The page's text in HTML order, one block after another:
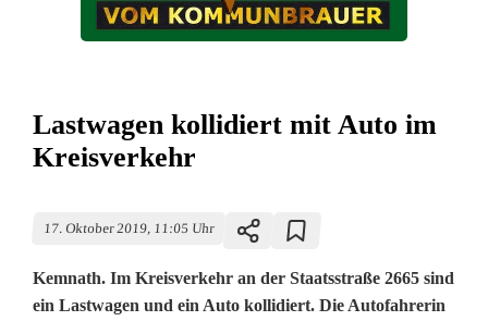
Lastwagen kollidiert mit Auto im
Kreisverkehr
17. Oktober 2019, 11:05 Uhr
Kemnath. Im Kreisverkehr an der Staatsstraße 2665 sind
ein Lastwagen und ein Auto kollidiert. Die Autofahrerin